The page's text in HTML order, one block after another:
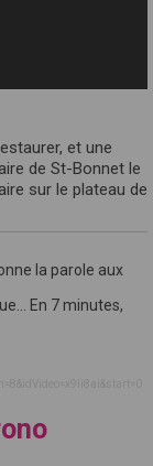
et une
de St-Bonnet le
sur le plateau de
la parole aux
En 7 minutes,